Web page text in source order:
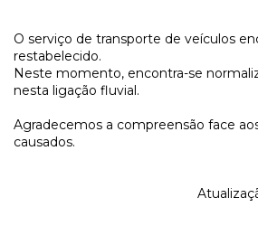
O serviço de transporte de veículos
restabelecido.
Neste momento, encontra-se
nesta ligação fluvial.
Agradecemos a compreensão face
causados.